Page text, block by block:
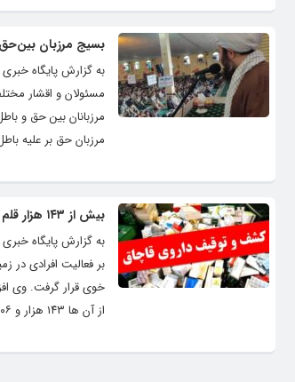
بسیج مرزبان
به گزارش پایگاه
مسئولان و اقشار
مرزبانان بین حق و
مرزبان حق بر علیه
بیش از ۱۴۳ هزار قلم داروهای قاچاق در خوی کشف شد
به گزارش پایگاه
بر فعالیت افرادی
خوی قرار گرفت. وی
از آن ها ۱۴۳ هزار و ۳۰۶ قلم انواع قرص ها و داروها را به صورت قاچاق کشف و ۲ نفر را در این...